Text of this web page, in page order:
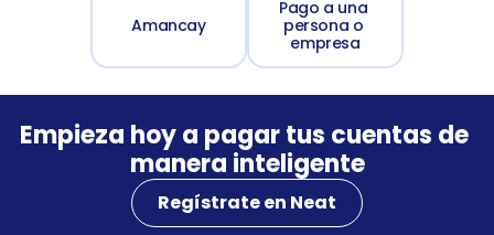
Amancay
Pago a una
persona o
empresa
Empieza hoy a pagar tus cuentas de
manera inteligente
Regístrate en Neat